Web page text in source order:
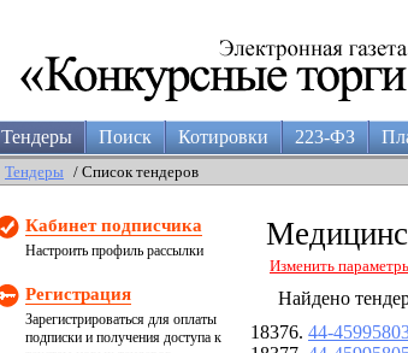
Тендеры Поиск Котировки 223-ФЗ
Тендеры / Список тендеров
Кабинет подписчика
Настроить профиль рассылки
Регистрация
Зарегистрироваться для оплаты
подписки и получения доступа к
Изменить
Найдено
44-